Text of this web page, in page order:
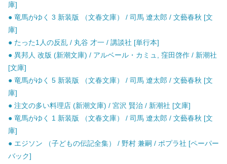
庫]
● 竜馬がゆく 3 新装版 （文春文庫） / 司馬 遼太郎 / 文藝春秋 [文
庫]
● たった1人の反乱 / 丸谷 才一 / 講談社 [単行本]
● 異邦人 改版 (新潮文庫) / アルベール・カミュ, 窪田啓作 / 新潮社
[文庫]
● 竜馬がゆく 5 新装版 （文春文庫） / 司馬 遼太郎 / 文藝春秋 [文
庫]
● 注文の多い料理店 (新潮文庫) / 宮沢 賢治 / 新潮社 [文庫]
● 竜馬がゆく 1 新装版 （文春文庫） / 司馬 遼太郎 / 文藝春秋 [文
庫]
● エジソン （子どもの伝記全集） / 野村 兼嗣 / ポプラ社 [ペーパー
バック]